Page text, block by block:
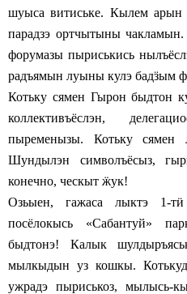
шуыса витиське. Кылем арын
парадзэ ортчытыны
форумазы пыриськись
радъямын луыны кулэ бадӟым
Котьку сямен Гырон быдтон
коллективъёслэн,
пыременызы. Котьку
Шундылэн символъёсыз,
конечно, ческыт ӝук!
Озьыен, гажаса лыктэ 1-тӥ
посёлокысь «Сабантуй»
быдтонэ! Калык
мылкыдын уз кошкы. Котькуд
ужрадэ пыриськоз, мылысь-